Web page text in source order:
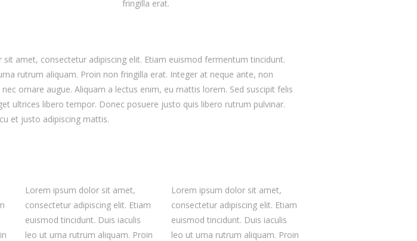
fringilla erat.
sit amet, consectetur adipiscing elit. Etiam euismod fermentum tincidunt.
rutrum aliquam. Proin non fringilla erat. Integer at neque ante, non
ornare augue. Aliquam a lectus enim, eu mattis lorem. Sed suscipit felis
ultrices libero tempor. Donec posuere justo quis libero rutrum pulvinar.
et justo adipiscing mattis.
Lorem ipsum dolor sit amet,
consectetur adipiscing elit. Etiam
euismod tincidunt. Duis iaculis
leo ut urna rutrum aliquam. Proin
Lorem ipsum dolor sit amet,
consectetur adipiscing elit. Etiam
euismod tincidunt. Duis iaculis
leo ut urna rutrum aliquam. Proin